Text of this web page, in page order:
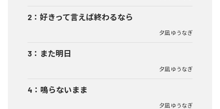
2 ： 好きって言えば終わるなら
夕凪 ゆうなぎ
3 ： また明日
夕凪 ゆうなぎ
4 ： 鳴らないまま
夕凪 ゆうなぎ